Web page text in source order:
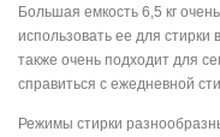
Большая емкость 6,5 кг
использовать ее для
также очень подходит для
справиться с ежедневной
Режимы стирки